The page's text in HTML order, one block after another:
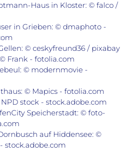
Haus in Kloster: © falco /
in Grieben: © dmaphoto -
© ceskyfreund36 / pixabay
Frank - fotolia.com
© modernmovie -
© Mapics - fotolia.com
stock - stock.adobe.com
Speicherstadt: © foto-
auf Hiddensee: ©
stock.adobe.com